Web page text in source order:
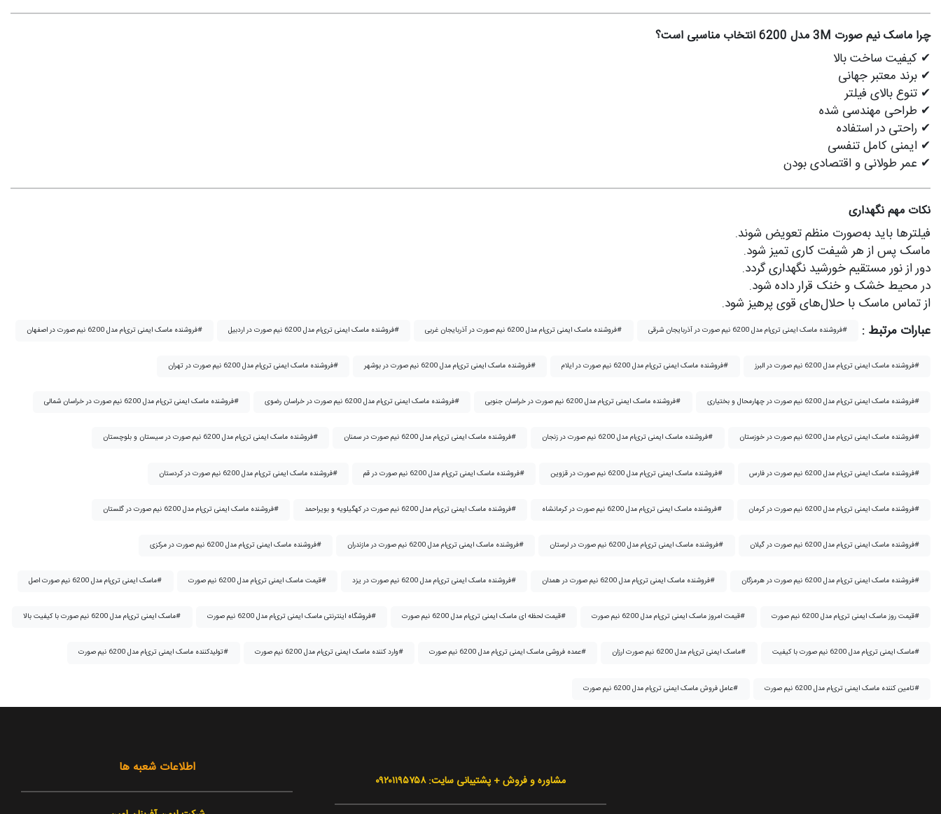
چرا ماسک نیم صورت 3M مدل 6200 انتخاب مناسبی است؟
✔ کیفیت ساخت بالا
✔ برند معتبر جهانی
✔ تنوع بالای فیلتر
✔ طراحی مهندسی شده
✔ راحتی در استفاده
✔ ایمنی کامل تنفسی
✔ عمر طولانی و اقتصادی بودن
نکات مهم نگهداری
فیلترها باید به‌صورت منظم تعویض شوند.
ماسک پس از هر شیفت کاری تمیز شود.
دور از نور مستقیم خورشید نگهداری گردد.
در محیط خشک و خنک قرار داده شود.
از تماس ماسک با حلال‌های قوی پرهیز شود.
عبارات مرتبط :
فروشنده ماسک ایمنی تری‌ام مدل 6200 نیم صورت در آذربایجان شرقی# فروشنده ماسک ایمنی تری‌ام مدل 6200 نیم صورت در آذربایجان غربی# فروشنده ماسک ایمنی تری‌ام مدل 6200 نیم صورت در اردبیل# فروشنده ماسک ایمنی تری‌ام مدل 6200 نیم صورت در اصفهان#
فروشنده ماسک ایمنی تری‌ام مدل 6200 نیم صورت در البرز# فروشنده ماسک ایمنی تری‌ام مدل 6200 نیم صورت در ایلام# فروشنده ماسک ایمنی تری‌ام مدل 6200 نیم صورت در بوشهر# فروشنده ماسک ایمنی تری‌ام مدل 6200 نیم صورت در تهران#
فروشنده ماسک ایمنی تری‌ام مدل 6200 نیم صورت در چهارمحال و بختیاری# فروشنده ماسک ایمنی تری‌ام مدل 6200 نیم صورت در خراسان جنوبی# فروشنده ماسک ایمنی تری‌ام مدل 6200 نیم صورت در خراسان رضوی# فروشنده ماسک ایمنی تری‌ام مدل 6200 نیم صورت در خراسان شمالی#
فروشنده ماسک ایمنی تری‌ام مدل 6200 نیم صورت در خوزستان# فروشنده ماسک ایمنی تری‌ام مدل 6200 نیم صورت در زنجان# فروشنده ماسک ایمنی تری‌ام مدل 6200 نیم صورت در سمنان# فروشنده ماسک ایمنی تری‌ام مدل 6200 نیم صورت در سیستان و بلوچستان#
فروشنده ماسک ایمنی تری‌ام مدل 6200 نیم صورت در فارس# فروشنده ماسک ایمنی تری‌ام مدل 6200 نیم صورت در قزوین# فروشنده ماسک ایمنی تری‌ام مدل 6200 نیم صورت در قم# فروشنده ماسک ایمنی تری‌ام مدل 6200 نیم صورت در کردستان#
فروشنده ماسک ایمنی تری‌ام مدل 6200 نیم صورت در کرمان# فروشنده ماسک ایمنی تری‌ام مدل 6200 نیم صورت در کرمانشاه# فروشنده ماسک ایمنی تری‌ام مدل 6200 نیم صورت در کهگیلویه و بویراحمد# فروشنده ماسک ایمنی تری‌ام مدل 6200 نیم صورت در گلستان#
فروشنده ماسک ایمنی تری‌ام مدل 6200 نیم صورت در گیلان# فروشنده ماسک ایمنی تری‌ام مدل 6200 نیم صورت در لرستان# فروشنده ماسک ایمنی تری‌ام مدل 6200 نیم صورت در مازندران# فروشنده ماسک ایمنی تری‌ام مدل 6200 نیم صورت در مرکزی#
فروشنده ماسک ایمنی تری‌ام مدل 6200 نیم صورت در هرمزگان# فروشنده ماسک ایمنی تری‌ام مدل 6200 نیم صورت در همدان# فروشنده ماسک ایمنی تری‌ام مدل 6200 نیم صورت در یزد# قیمت ماسک ایمنی تری‌ام مدل 6200 نیم صورت# ماسک ایمنی تری‌ام مدل 6200 نیم صورت اصل#
قیمت روز ماسک ایمنی تری‌ام مدل 6200 نیم صورت# قیمت امروز ماسک ایمنی تری‌ام مدل 6200 نیم صورت# قیمت لحظه ای ماسک ایمنی تری‌ام مدل 6200 نیم صورت# فروشگاه اینترنتی ماسک ایمنی تری‌ام مدل 6200 نیم صورت# ماسک ایمنی تری‌ام مدل 6200 نیم صورت با کیفیت بالا#
ماسک ایمنی تری‌ام مدل 6200 نیم صورت با کیفیت# ماسک ایمنی تری‌ام مدل 6200 نیم صورت ارزان# عمده فروشی ماسک ایمنی تری‌ام مدل 6200 نیم صورت# وارد کننده ماسک ایمنی تری‌ام مدل 6200 نیم صورت# تولیدکننده ماسک ایمنی تری‌ام مدل 6200 نیم صورت#
تامین کننده ماسک ایمنی تری‌ام مدل 6200 نیم صورت# عامل فروش ماسک ایمنی تری‌ام مدل 6200 نیم صورت#
اطلاعات شعبه ها
مشاوره و فروش + پشتیبانی سایت: ۰۹۲۰۱۱۹۵۷۵۸